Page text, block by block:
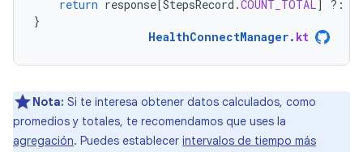
return response[StepsRecord .COUNT_TOTAL] ?:
}
HealthConnectManager. kt
Nota: Si te interesa obtener datos calculados, como
promedios y totales, te recomendamos que uses la
agregación. Puedes establecer intervalos de tiempo más